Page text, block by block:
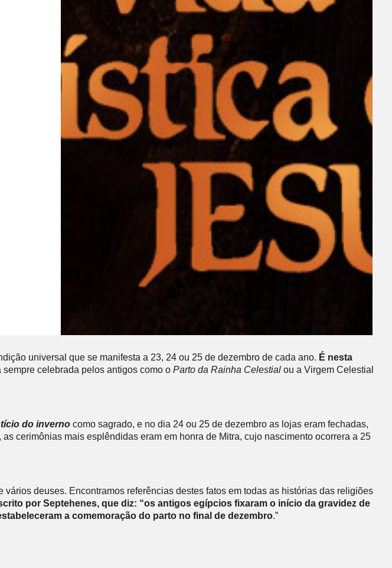
universal que se manifesta a 23, 24 ou 25 de dezembro de cada ano. É nesta
sempre celebrada pelos antigos como o Parto da Rainha Celestial ou a Virgem Celestial
do inverno como sagrado, e no dia 24 ou 25 de dezembro as lojas eram fechadas,
cerimônias mais esplêndidas eram em honra de Mitra, cujo nascimento ocorrera a 25
deuses. Encontramos referências destes fatos em todas as histórias das religiões
por Septehenes, que diz: “os antigos egípcios fixaram o início da gravidez de
a comemoração do parto no final de dezembro.”